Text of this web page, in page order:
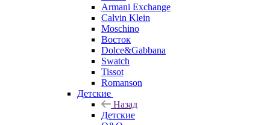
Armani Exchange
Calvin Klein
Moschino
Восток
Dolce&Gabbana
Swatch
Tissot
Romanson
Детские
Назад
Детские